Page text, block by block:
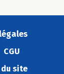
CGU
site